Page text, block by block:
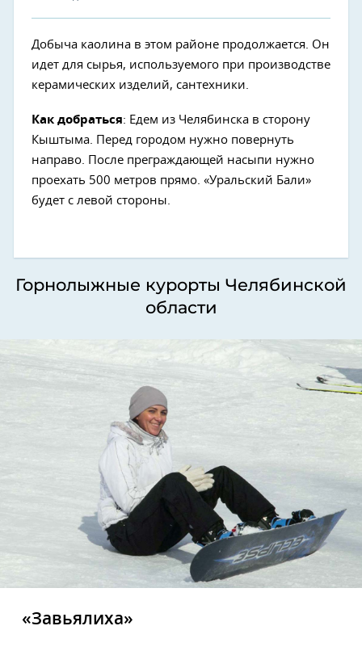
Добыча каолина в этом районе продолжается. Он
идет для сырья, используемого при производстве
керамических изделий, сантехники.
Как добраться: Едем из Челябинска в сторону
Кыштыма. Перед городом нужно повернуть
направо. После преграждающей насыпи нужно
проехать 500 метров прямо. «Уральский Бали»
будет с левой стороны.
Горнолыжные курорты Челябинской
области
«Завьялиха»